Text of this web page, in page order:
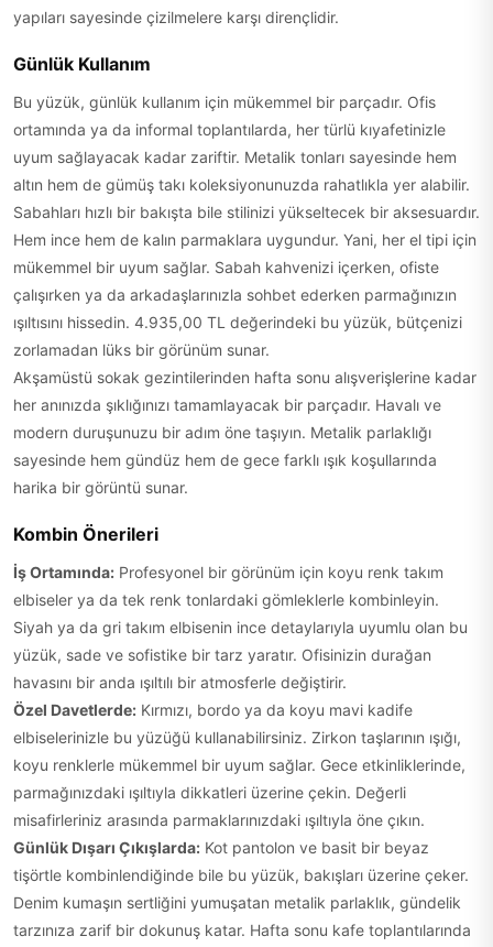
yapıları sayesinde çizilmelere karşı dirençlidir.
Günlük Kullanım
Bu yüzük, günlük kullanım için mükemmel bir parçadır. Ofis
ortamında ya da informal toplantılarda, her türlü kıyafetinizle
uyum sağlayacak kadar zariftir. Metalik tonları sayesinde hem
altın hem de gümüş takı koleksiyonunuzda rahatlıkla yer alabilir.
Sabahları hızlı bir bakışta bile stilinizi yükseltecek bir aksesuardır.
Hem ince hem de kalın parmaklara uygundur. Yani, her el tipi için
mükemmel bir uyum sağlar. Sabah kahvenizi içerken, ofiste
çalışırken ya da arkadaşlarınızla sohbet ederken parmağınızın
ışıltısını hissedin. 4.935,00 TL değerindeki bu yüzük, bütçenizi
zorlamadan lüks bir görünüm sunar.
Akşamüstü sokak gezintilerinden hafta sonu alışverişlerine kadar
her anınızda şıklığınızı tamamlayacak bir parçadır. Havalı ve
modern duruşunuzu bir adım öne taşıyın. Metalik parlaklığı
sayesinde hem gündüz hem de gece farklı ışık koşullarında
harika bir görüntü sunar.
Kombin Önerileri
İş Ortamında: Profesyonel bir görünüm için koyu renk takım
elbiseler ya da tek renk tonlardaki gömleklerle kombinleyin.
Siyah ya da gri takım elbisenin ince detaylarıyla uyumlu olan bu
yüzük, sade ve sofistike bir tarz yaratır. Ofisinizin durağan
havasını bir anda ışıltılı bir atmosferle değiştirir.
Özel Davetlerde: Kırmızı, bordo ya da koyu mavi kadife
elbiselerinizle bu yüzüğü kullanabilirsiniz. Zirkon taşlarının ışığı,
koyu renklerle mükemmel bir uyum sağlar. Gece etkinliklerinde,
parmağınızdaki ışıltıyla dikkatleri üzerine çekin. Değerli
misafirleriniz arasında parmaklarınızdaki ışıltıyla öne çıkın.
Günlük Dışarı Çıkışlarda: Kot pantolon ve basit bir beyaz
tişörtle kombinlendiğinde bile bu yüzük, bakışları üzerine çeker.
Denim kumaşın sertliğini yumuşatan metalik parlaklık, gündelik
tarzınıza zarif bir dokunuş katar. Hafta sonu kafe toplantılarında